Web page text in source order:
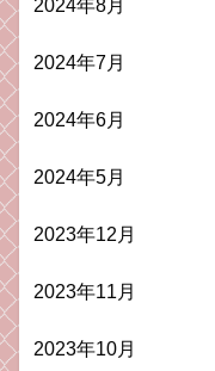
2024年8月
2024年7月
2024年6月
2024年5月
2023年12月
2023年11月
2023年10月